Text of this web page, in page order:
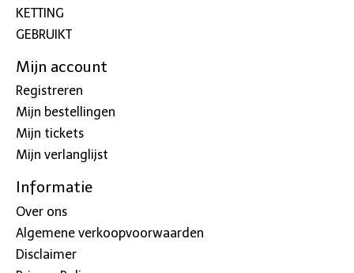
KETTING
GEBRUIKT
Mijn account
Registreren
Mijn bestellingen
Mijn tickets
Mijn verlanglijst
Informatie
Over ons
Algemene verkoopvoorwaarden
Disclaimer